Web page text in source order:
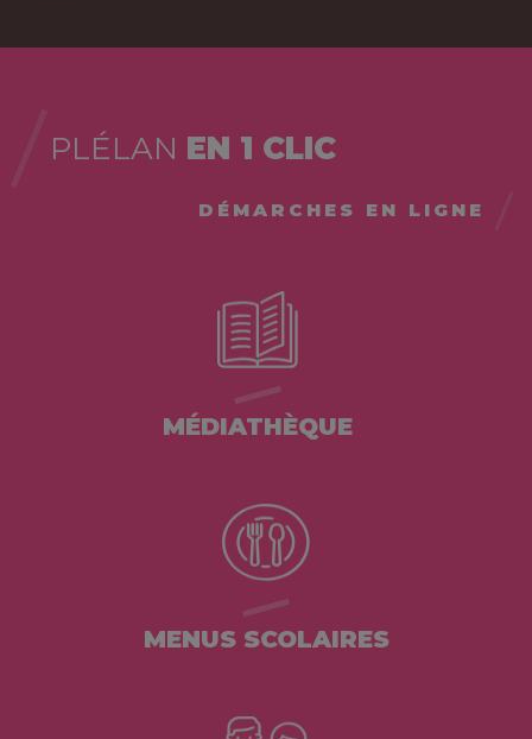
PLÉLAN EN 1 CLIC
DÉMARCHES EN LIGNE
MÉDIATHÈQUE
MENUS SCOLAIRES